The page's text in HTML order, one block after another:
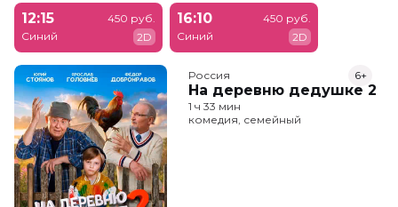
12:15
Синий
450 руб.
2D
16:10
Синий
450 руб.
2D
Россия
На деревню дедушке 2
6+
1 ч 33 мин
комедия, семейный